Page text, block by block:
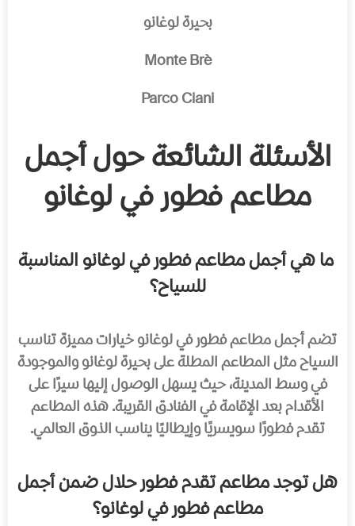
بحيرة لوغانو
Monte Brè
Parco Ciani
الأسئلة الشائعة حول أجمل
مطاعم فطور في لوغانو
ما هي أجمل مطاعم فطور في لوغانو المناسبة
للسياح؟
تضم أجمل مطاعم فطور في لوغانو خيارات مميزة تناسب
السياح مثل المطاعم المطلة على بحيرة لوغانو والموجودة
في وسط المدينة، حيث يسهل الوصول إليها سيرًا على
الأقدام بعد الإقامة في الفنادق القريبة. هذه المطاعم
تقدم فطورًا سويسريًا وإيطاليًا يناسب الذوق العالمي.
هل توجد مطاعم تقدم فطور حلال ضمن أجمل
مطاعم فطور في لوغانو؟